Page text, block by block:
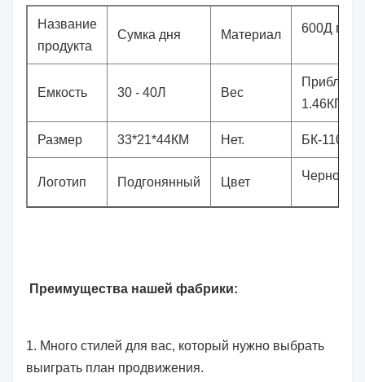
Название
продукта
Сумка дня Материал 600Д
Емкость 30 - 40Л Вес
1.46КГ
Размер 33*21*44КМ Нет. БК-1106
Логотип Подгонянный Цвет Чернота
Преимущества нашей фабрики:
1. Много стилей для вас, который нужно выбрать
выиграть план продвижения.